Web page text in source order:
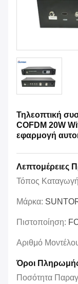
Τηλεοπτική
COFDM 20W
εφαρμογή
Λεπτομέρειες
Τόπος
Μάρκα:
Πιστοποίηση:
Αριθμό
Όροι Πληρωμής
Ποσότητα